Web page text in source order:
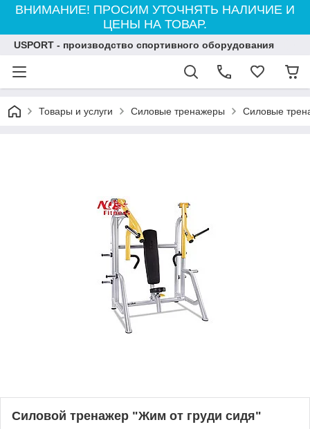
ВНИМАНИЕ! ПРОСИМ УТОЧНЯТЬ НАЛИЧИЕ И
ЦЕНЫ НА ТОВАР.
USPORT - производство спортивного оборудования
Товары и услуги Силовые тренажеры Силовые
Силовой тренажер "Жим от груди сидя"